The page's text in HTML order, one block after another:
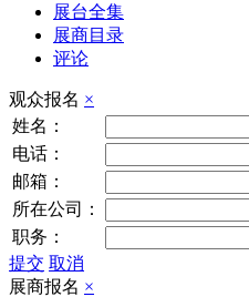
展台全集
展商目录
评论
观众报名 ×
姓名：
电话：
邮箱：
所在公司：
职务：
提交 取消
展商报名 ×